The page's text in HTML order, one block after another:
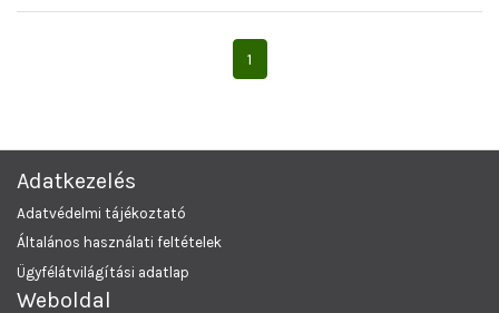
1
Adatkezelés
Adatvédelmi tájékoztató
Általános használati feltételek
Ügyfélátvilágítási adatlap
Weboldal